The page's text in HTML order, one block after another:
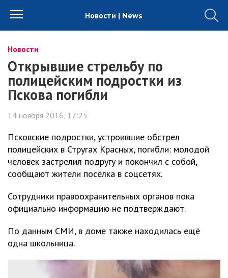
Новости | News
Новости
Открывшие стрельбу по
полицейским подростки из
Пскова погибли
14 ноября 2016, 17:25
Псковские подростки, устроившие обстрел
полицейских в Стругах Красных, погибли: молодой
человек застрелил подругу и покончил с собой,
сообщают жители посёлка в соцсетях.
Сотрудники правоохранительных органов пока
официально информацию не подтверждают.
По данным СМИ, в доме также находилась ещё
одна школьница.